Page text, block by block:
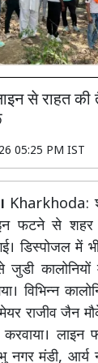
से राहत की
05:25 PM IST
Kharkhoda:
फटने से
डिस्पोजल में
कालोनियों
विभिन्न
राजीव जैन
लाइन
नगर मंडी, आर्य